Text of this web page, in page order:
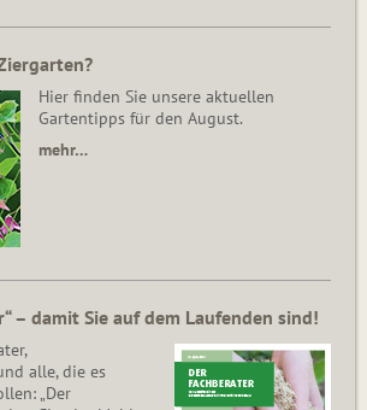
Hier finden Sie unsere aktuellen
Gartentipps für den August.
mehr…
– damit Sie auf dem Laufenden sind!
alle, die es
„Der